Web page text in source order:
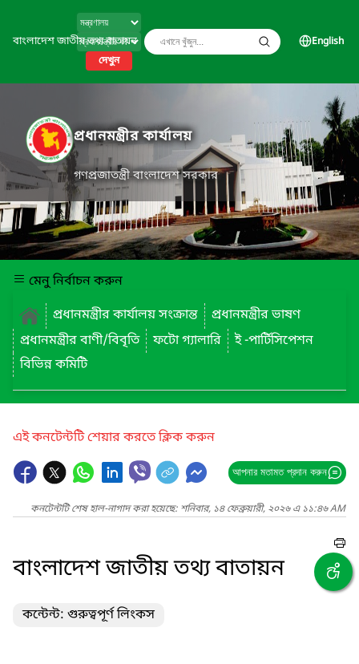
বাংলাদেশ জাতীয় তথ্য বাতায়ন
দেখুন
English
প্রধানমন্ত্রীর কার্যালয়
গণপ্রজাতন্ত্রী বাংলাদেশ সরকার
মেনু নির্বাচন করুন
প্রধানমন্ত্রীর কার্যালয় সংক্রান্ত
প্রধানমন্ত্রীর ভাষণ
প্রধানমন্ত্রীর বাণী/বিবৃতি
ফটো গ্যালারি
ই -পার্টিসিপেশন
বিভিন্ন কমিটি
এই কনটেন্টটি শেয়ার করতে ক্লিক করুন
আপনার মতামত প্রদান করুন
কনটেন্টটি শেষ হাল-নাগাদ করা হয়েছে: শনিবার, ১৪ ফেব্রুয়ারী, ২০২৬ এ ১১:৪৬ AM
বাংলাদেশ জাতীয় তথ্য বাতায়ন
কন্টেন্ট: গুরুত্বপূর্ণ লিংকস